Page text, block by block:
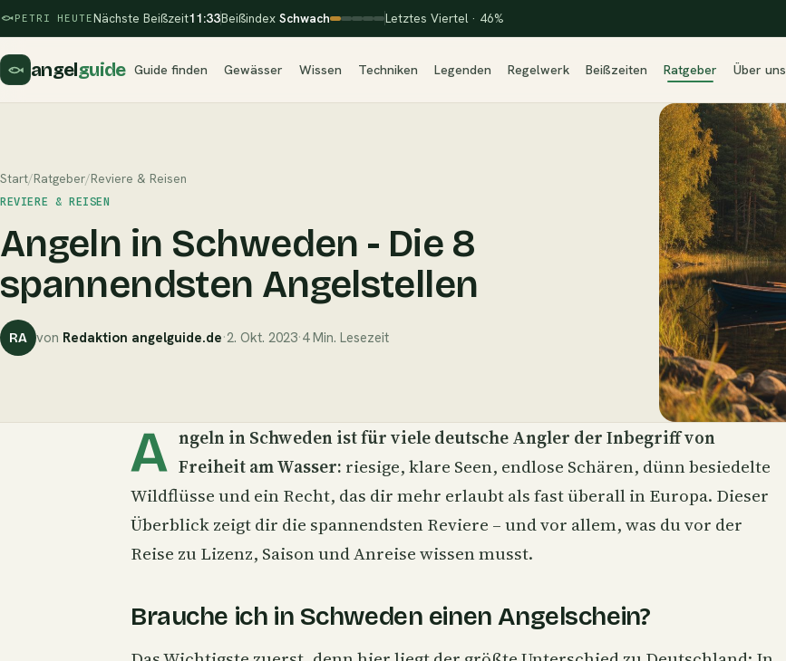
PETRI HEUTENächste Beißzeit11:33Beißindex Schwach Letztes Viertel · 46%
angelguide Guide finden Gewässer Wissen Techniken Legenden Regelwerk Beißzeiten Ratgeber Über uns
Start/Ratgeber/Reviere & Reisen
REVIERE & REISEN
Angeln in Schweden - Die 8
spannendsten Angelstellen
RA von Redaktion angelguide.de·2. Okt. 2023·4 Min. Lesezeit
A ngeln in Schweden ist für viele deutsche Angler der Inbegriff von
Freiheit am Wasser: riesige, klare Seen, endlose Schären, dünn besiedelte
Wildflüsse und ein Recht, das dir mehr erlaubt als fast überall in Europa. Dieser
Überblick zeigt dir die spannendsten Reviere – und vor allem, was du vor der
Reise zu Lizenz, Saison und Anreise wissen musst.
Brauche ich in Schweden einen Angelschein?